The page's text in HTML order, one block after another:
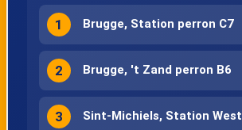
1 Brugge, Station perron C7
2 Brugge, 't Zand perron B6
3 Sint-Michiels, Station West